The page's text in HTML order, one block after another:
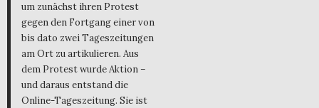
um zunächst ihren Protest
gegen den Fortgang einer von
bis dato zwei Tageszeitungen
am Ort zu artikulieren. Aus
dem Protest wurde Aktion –
und daraus entstand die
Online-Tageszeitung. Sie ist